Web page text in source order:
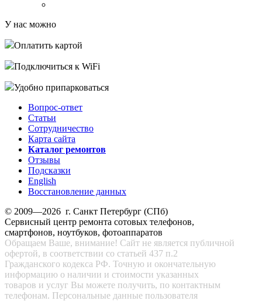
У нас можно
Оплатить картой
Подключиться к WiFi
Удобно припарковаться
Вопрос-ответ
Статьи
Сотрудничество
Карта сайта
Каталог ремонтов
Отзывы
Подсказки
English
Восстановление данных
© 2009—2026 г. Санкт Петербург (СПб)
Сервисный центр ремонта сотовых телефонов,
смартфонов, ноутбуков, фотоаппаратов
Обращаем Ваше, внимание! Сайт не является публичной
офертой, в соответствии со статьей 437 п.2
Гражданского кодекса РФ. Точную и окончательную
информацию о наличии и стоимости указанных
товаров и услуг Вы можете получить, по контактным
телефонам. Персональные данные пользователя